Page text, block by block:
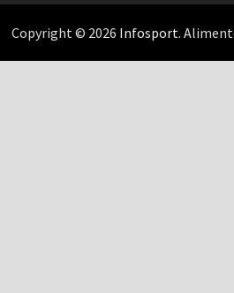
Copyright © 2026 Infosport.